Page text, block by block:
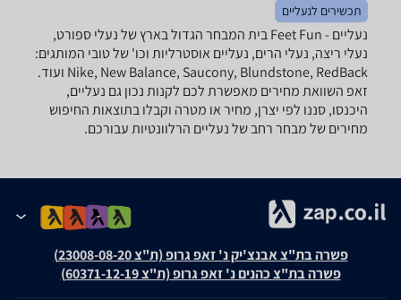
תכשירים לנעליים
נעליים - ‏Feet Fun ‏בית המבחר הגדול בארץ של נעלי ספורט,
נעלי ריצה, נעלי הרים, נעליים אוסטרליות וכו' של טובי המותגים:
Nike, New Balance, Saucony, Blundstone, RedBack ועוד.
זאפ השוואת מחירים מאפשרת לכם לקנות נכון גם נעליים,
היכנסו, סננו לפי יצרן, מחיר או מטרה וקבלו בתוצאות החיפוש
מחירים של מבחר רחב של נעליים הרלוונטיות עבורכם.
פשרה בת"צ אבנצ'יק נ' זאפ גרופ (ת"צ 23008-08-20)
פשרה בת"צ כהנים נ' זאפ גרופ (ת"צ 60371-12-19)